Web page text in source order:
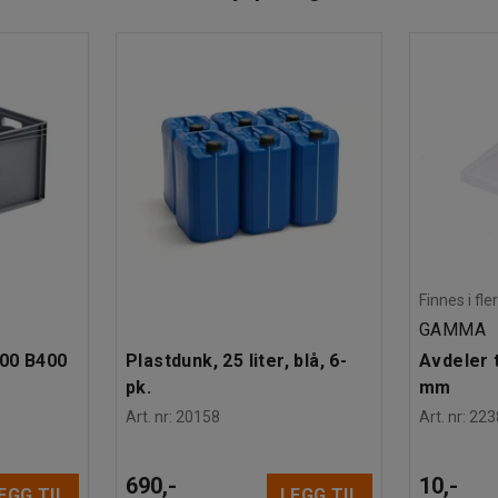
eller elektronisk kodelås. Den
inn mellom 0-99 minutter.
lages hull for forankring under montering.
B400
Plastdunk, 25 liter, blå, 6-
pk.
Art. nr: 20158
690,-
Finnes i
GAMMA
Avdeler
mm
Art. nr:
10,-